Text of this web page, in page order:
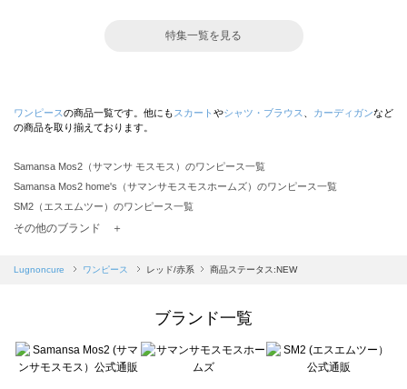
特集一覧を見る
ワンピースの商品一覧です。他にも スカート やシャツ・ブラウス カーディガンなど
の商品を取り揃えております。
Samansa Mos2（サマンサ モスモス）のワンピース一覧
Samansa Mos2 home's（サマンサモスモスホームズ）のワンピース一覧
SM2（エスエムツー）のワンピース一覧
TSUHARU by Samansa Mos2（ツハルバイサマンサモスモス）のワンピース一覧
Samansa Mos2 blue（サマンサモスモス ブルー）のワンピース一覧
sō4ū（ソウフォーユー）のワンピース一覧
Te chichi（テチチ）のワンピース一覧
Te chichi CLASSIC（テチチ クラシック）のワンピース一覧
その他のブランド ＋
Lugnoncure ワンピース レッド/赤系 商品ステータス:NEW
ブランド一覧